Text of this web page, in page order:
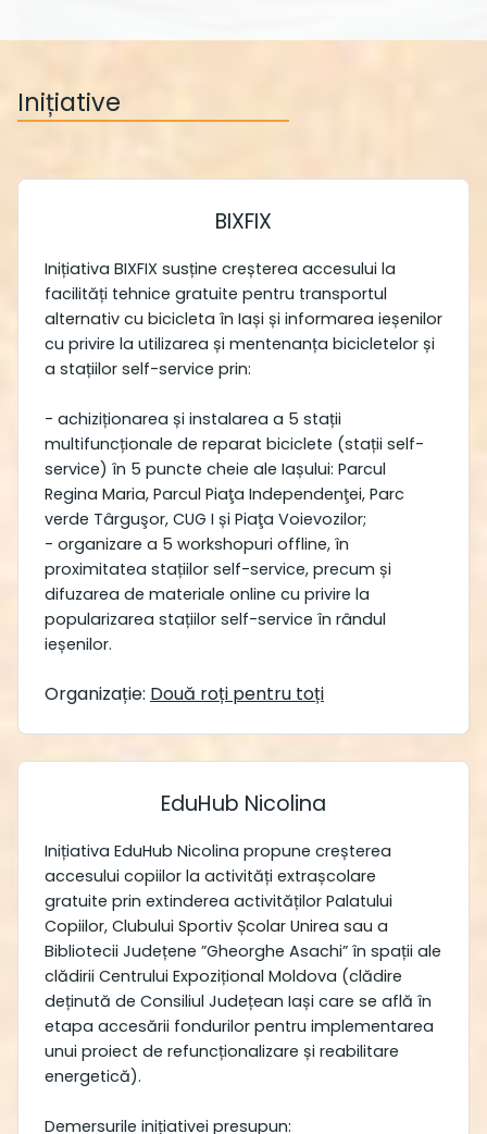
Inițiative
BIXFIX
Inițiativa BIXFIX susține creșterea accesului la
facilități tehnice gratuite pentru transportul
alternativ cu bicicleta în Iași și informarea ieșenilor
cu privire la utilizarea și mentenanța bicicletelor și
a stațiilor self-service prin:
- achiziționarea și instalarea a 5 stații
multifuncționale de reparat biciclete (stații self-
service) în 5 puncte cheie ale Iașului: Parcul
Regina Maria, Parcul Piaţa Independenţei, Parc
verde Târguşor, CUG I și Piaţa Voievozilor;
- organizare a 5 workshopuri offline, în
proximitatea stațiilor self-service, precum și
difuzarea de materiale online cu privire la
popularizarea stațiilor self-service în rândul
ieșenilor.
Organizație: Două roți pentru toți
EduHub Nicolina
Inițiativa EduHub Nicolina propune creșterea
accesului copiilor la activități extrașcolare
gratuite prin extinderea activităților Palatului
Copiilor, Clubului Sportiv Școlar Unirea sau a
Bibliotecii Județene ”Gheorghe Asachi” în spații ale
clădirii Centrului Expozițional Moldova (clădire
deținută de Consiliul Județean Iași care se află în
etapa accesării fondurilor pentru implementarea
unui proiect de refuncționalizare și reabilitare
energetică).
Demersurile inițiativei presupun: